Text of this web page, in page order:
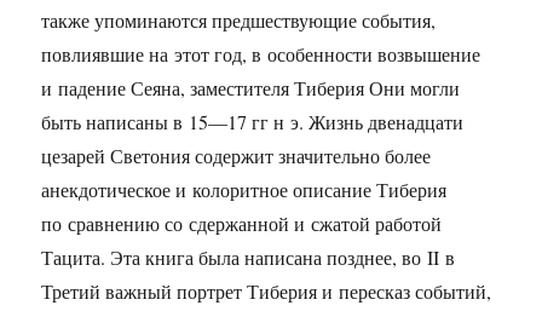
также упоминаются предшествующие события,
повлиявшие на этот год, в особенности возвышение
и падение Сеяна, заместителя Тиберия Они могли
быть написаны в 15—17 ггн э. Жизнь двенадцати
цезарей Светония содержит значительно более
анекдотическое и колоритное описание Тиберия
по сравнению со сдержанной и сжатой работой
Тацита. Эта книга была написана позднее, во II в
Третий важный портрет Тиберия и пересказ событий,